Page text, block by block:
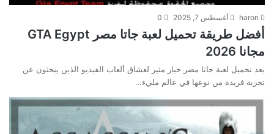
haron أغسطس 7, 2025 0
أفضل طريقة تحميل لعبة جاتا مصر GTA Egypt
مجانا 2026
يعد تحميل لعبة جاتا مصر خيار مثير لعشاق ألعاب الفيديو الذين يبحثون عن
تجربة فريدة من نوعها في عالم مليء…